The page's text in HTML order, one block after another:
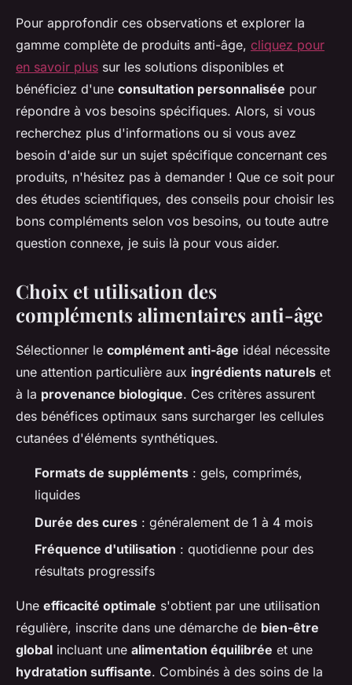
Pour approfondir ces observations et explorer la
gamme complète de produits anti-âge, cliquez pour
en savoir plus sur les solutions disponibles et
bénéficiez d'une consultation personnalisée pour
répondre à vos besoins spécifiques. Alors, si vous
recherchez plus d'informations ou si vous avez
besoin d'aide sur un sujet spécifique concernant ces
produits, n'hésitez pas à demander ! Que ce soit pour
des études scientifiques, des conseils pour choisir les
bons compléments selon vos besoins, ou toute autre
question connexe, je suis là pour vous aider.
Choix et utilisation des
compléments alimentaires anti-âge
Sélectionner le complément anti-âge idéal nécessite
une attention particulière aux ingrédients naturels et
à la provenance biologique. Ces critères assurent
des bénéfices optimaux sans surcharger les cellules
cutanées d'éléments synthétiques.
Formats de suppléments : gels, comprimés,
liquides
Durée des cures : généralement de 1 à 4 mois
Fréquence d'utilisation : quotidienne pour des
résultats progressifs
Une efficacité optimale s'obtient par une utilisation
régulière, inscrite dans une démarche de bien-être
global incluant une alimentation équilibrée et une
hydratation suffisante. Combinés à des soins de la